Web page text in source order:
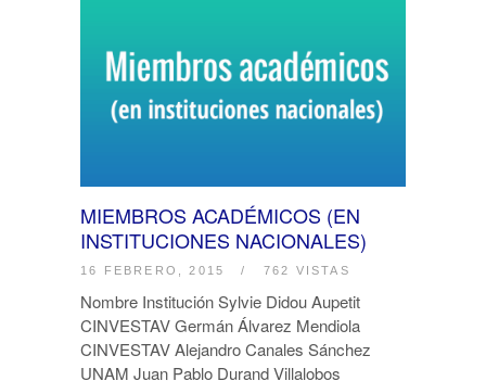
MIEMBROS ACADÉMICOS (EN
INSTITUCIONES NACIONALES)
16 FEBRERO, 2015 / 762 VISTAS
Nombre Institución Sylvie Didou Aupetit
CINVESTAV Germán Álvarez Mendiola
CINVESTAV Alejandro Canales Sánchez
UNAM Juan Pablo Durand Villalobos